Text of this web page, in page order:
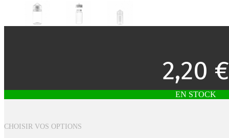
2,20 €
EN STOCK
CHOISIR VOS OPTIONS